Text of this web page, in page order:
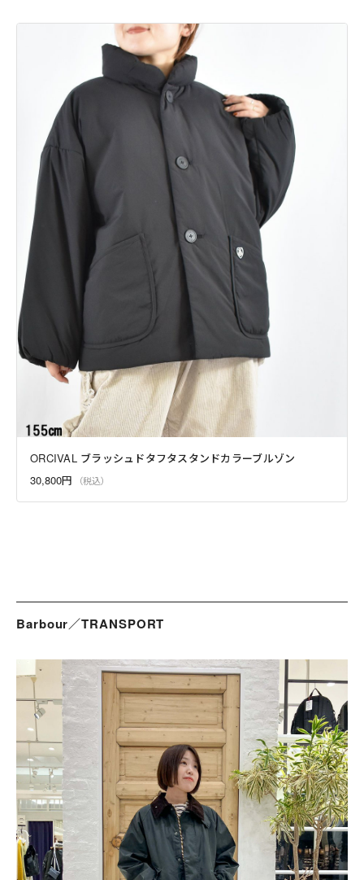
ORCIVAL ブラッシュドタフタスタンドカラーブルゾン
30,800円
Barbour／TRANSPORT